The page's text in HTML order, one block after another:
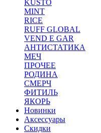
KUSTO
MINT
RICE
RUFF GLOBAL
VEND E GAR
АНТИСТАТИКА
МЕЧ
ПРОЧЕЕ
РОДИНА
СМЕРЧ
ФИТИЛЬ
ЯКОРЬ
Новинки
Аксессуары
Скидки